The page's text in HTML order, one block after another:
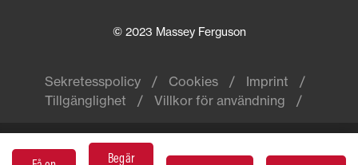
Begär
© 2023 Massey Ferguson
Sekretesspolicy Cookies
Imprint
Tillgänglighet
Villkor för användning
Massey Ferguson® är ett globalt